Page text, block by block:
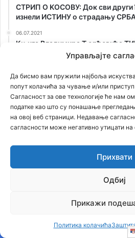
Управљајте
Да бисмо вам пружили најбоља
попут колачића за чување и/или
Сагласност за ове технологије ће нам
податке као што су понашање
на овој веб страници. Недавање
сагласности може негативно утицати на
Прихвати
Одбиј
Прикажи
Политика колачића
СТРИП О KОСОВУ: Док сви
изнели ИСТИНУ о страдању
06.07.2021
Књига Владимира Ђорђевића
предодређена за наследника
свака држава има мафију, али ни
државу, као ЈА! Аркан
26.02.2021
ОТKРИВАМО ТАЈНУ СТАРУ 75
Јасеновца сахранили на